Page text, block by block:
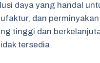
daya yang handal
dan
tinggi dan
tersedia.